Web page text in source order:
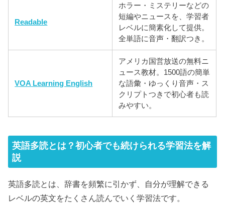
Readable
ホラー・ミステリーなどの
短編やニュースを、学習者
レベルに簡素化して提供。
全単語に音声・翻訳つき。
VOA Learning English
アメリカ国営放送の無料ニ
ュース教材。1500語の簡単
な語彙・ゆっくり音声・ス
クリプトつきで初心者も読
みやすい。
英語多読とは？初心者でも続けられる学習法を解
説
英語多読とは、辞書を頻繁に引かず、自分が理解できる
レベルの英文をたくさん読んでいく学習法です。